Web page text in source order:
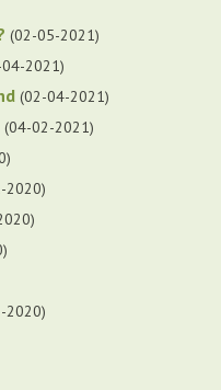
02-05-2021
2021
02-04-2021
04-02-2021
2020
2020